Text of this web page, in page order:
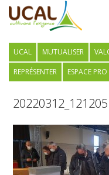
UCAL MUTUALISER
REPRÉSENTER
ESPACE PRO
20220312_121205